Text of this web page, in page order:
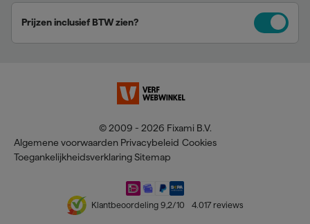
Prijzen inclusief BTW zien?
© 2009 - 2026 Fixami B.V.
Algemene voorwaarden Privacybeleid Cookies
Toegankelijkheidsverklaring Sitemap
Klantbeoordeling 9,2/10 4.017 reviews